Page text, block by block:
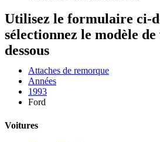
Utilisez le formulaire ci-
sélectionnez le modèle
dessous
Attaches de remorque
Années
1993
Ford
Voitures